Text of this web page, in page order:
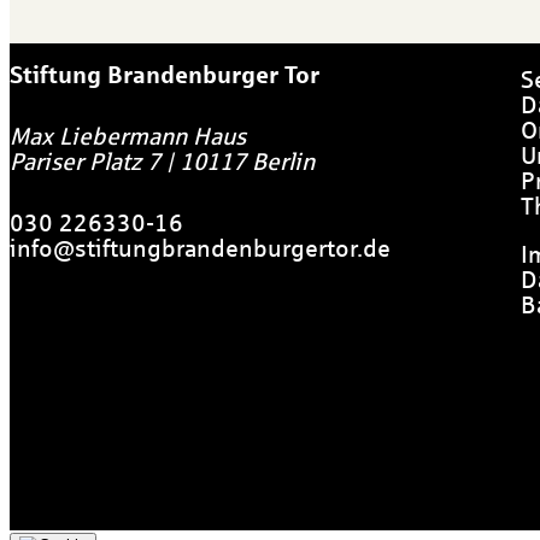
Stiftung Brandenburger Tor
Max Liebermann Haus
Pariser Platz 7| 10117 Berlin
030 226330-16
info@stiftungbrandenburgertor.de